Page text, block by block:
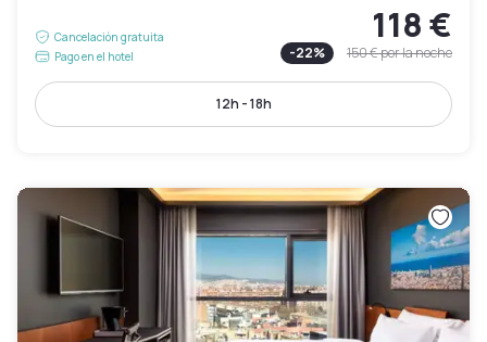
Cancelación gratuita
Pago en el hotel
118 €
-22% 150 €por la noche
12h - 18h